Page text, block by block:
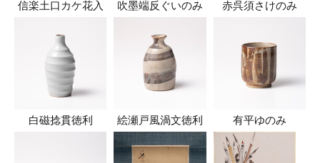
信楽土口カケ花入 吹墨端反ぐいのみ 赤呉須さけのみ
白磁捻貫徳利 絵瀬戸風渦文徳利 有平ゆのみ